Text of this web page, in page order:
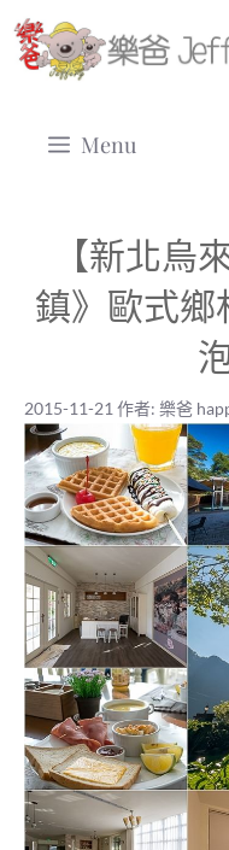
跳
至
Menu
【新北烏
鎮》歐式鄉
2015-
2015-11-21 作者: 樂爸